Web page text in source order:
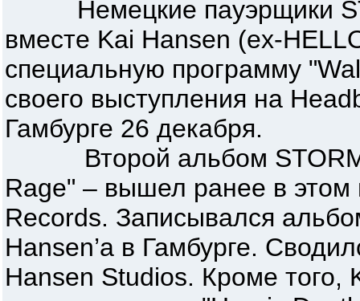
Немецкие пауэрщики
вместе Kai Hansen (ex-
специальную программу
своего выступления на
Гамбурге 26 декабря.
Второй альбом
Rage" – вышел ранее в этом
Records. Записывался
Hansen’а в Гамбурге.
Hansen Studios. Кроме того,